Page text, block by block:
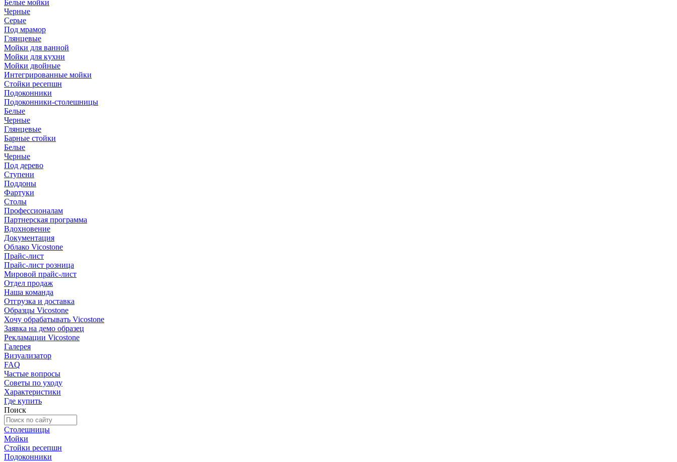
Белые мойки
Черные
Серые
Под мрамор
Глянцевые
Мойки для ванной
Мойки для кухни
Мойки двойные
Интегрированные мойки
Стойки ресепшн
Подоконники
Подоконники-столешницы
Белые
Черные
Глянцевые
Барные стойки
Белые
Черные
Под дерево
Ступени
Поддоны
Фартуки
Столы
Профессионалам
Партнерская программа
Вдохновение
Документация
Облако Vicostone
Прайс-лист
Прайс-лист розница
Мировой прайс-лист
Отдел продаж
Наша команда
Отгрузка и доставка
Образцы Vicostone
Хочу обрабатывать Vicostone
Заявка на демо образец
Рекламации Vicostone
Галерея
Визуализатор
FAQ
Частые вопросы
Советы по уходу
Характеристики
Где купить
Поиск
Столешницы
Мойки
Стойки ресепшн
Подоконники